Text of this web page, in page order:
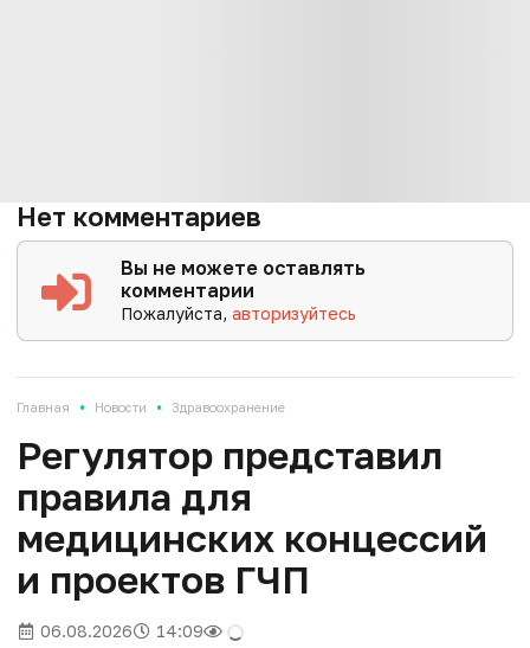
Нет комментариев
Вы не можете оставлять
комментарии
Пожалуйста,авторизуйтесь
Главная • Новости • Здравоохранение
Регулятор представил
правила для
медицинских концессий
и проектов ГЧП
06.08.2026 14:09